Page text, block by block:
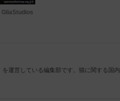
GliaStudios
運営している編集部です。猫に関する国内